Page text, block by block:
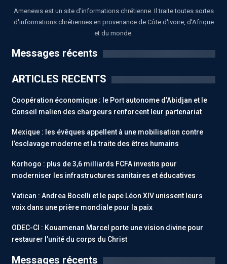
Amenews est un site d'informations chrétienne. Il traite toutes sortes
d'informations chrétiennes en provenance de Côte d'Ivoire, d'Afrique
et du monde.
Messages récents
ARTICLES RECENTS
Coopération économique : le Port autonome d’Abidjan et le
Conseil malien des chargeurs renforcent leur partenariat
Mexique : les évêques appellent à une mobilisation contre
l’esclavage moderne et la traite des êtres humains
Korhogo : plus de 3,6 milliards FCFA investis pour
moderniser les infrastructures sanitaires et éducatives
Vatican : Andrea Bocelli et le pape Léon XIV unissent leurs
voix dans une prière mondiale pour la paix
ODEC-CI : Kouamenan Marcel porte une vision divine pour
restaurer l’unité du corps du Christ
Messages récents